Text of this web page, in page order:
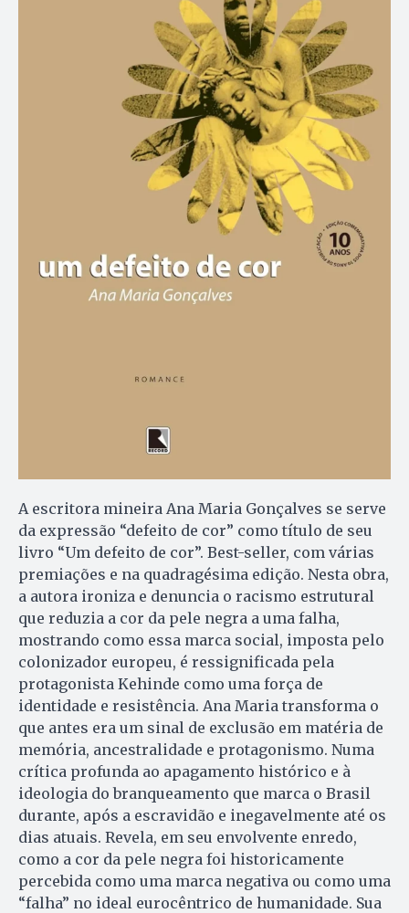
A escritora mineira Ana Maria Gonçalves se serve
da expressão “defeito de cor” como título de seu
livro “Um defeito de cor”. Best-seller, com várias
premiações e na quadragésima edição. Nesta obra,
a autora ironiza e denuncia o racismo estrutural
que reduzia a cor da pele negra a uma falha,
mostrando como essa marca social, imposta pelo
colonizador europeu, é ressignificada pela
protagonista Kehinde como uma força de
identidade e resistência. Ana Maria transforma o
que antes era um sinal de exclusão em matéria de
memória, ancestralidade e protagonismo. Numa
crítica profunda ao apagamento histórico e à
ideologia do branqueamento que marca o Brasil
durante, após a escravidão e inegavelmente até os
dias atuais. Revela, em seu envolvente enredo,
como a cor da pele negra foi historicamente
percebida como uma marca negativa ou como uma
“falha” no ideal eurocêntrico de humanidade. Sua